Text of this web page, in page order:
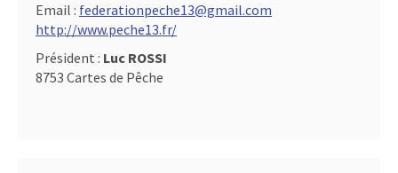
Email : federationpeche13@gmail.com
http://www.peche13.fr/
Président : Luc ROSSI
8753 Cartes de Pêche